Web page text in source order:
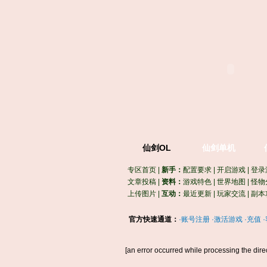
仙剑OL 仙剑单机
专区首页| 新手： 配置要求| 开启游戏| 登录
文章投稿| 资料： 游戏特色| 世界地图 |怪物
上传图片| 互动： 最近更新| 玩家交流| 副本
官方快速通道： ·账号注册·激活游戏·充值 ·
[an error occurred while processing the